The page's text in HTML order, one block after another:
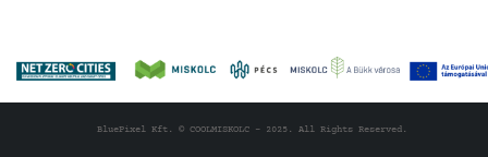
BluePixel Kft. © COOLMISKOLC - 2025. All Rights Reserved.